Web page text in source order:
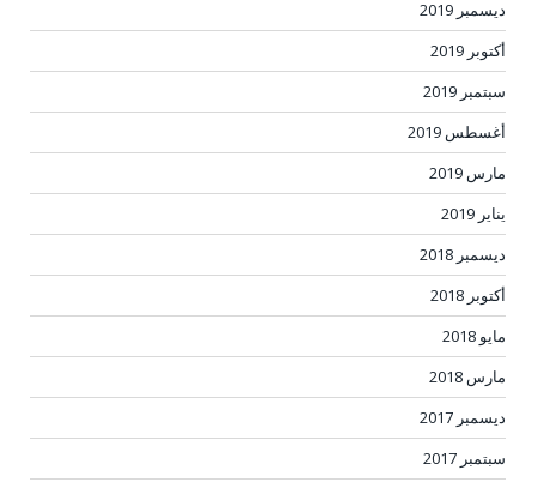
ديسمبر 2019
أكتوبر 2019
سبتمبر 2019
أغسطس 2019
مارس 2019
يناير 2019
ديسمبر 2018
أكتوبر 2018
مايو 2018
مارس 2018
ديسمبر 2017
سبتمبر 2017